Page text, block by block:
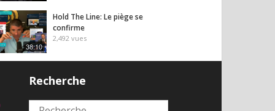
38:10
Hold The Line: Le piège se
confirme
2,492 vues
la Fondation de protection des
1,874vues
Recherche
Rechercher :